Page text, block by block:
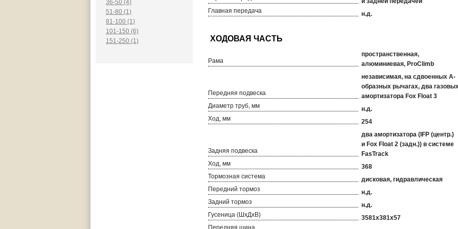
36-50 (4)
51-80 (1)
81-100 (1)
101-150 (6)
151-250 (1)
Главная передача
н.д.
Рама
пространственная,
алюминиевая, ProClimb
Передняя подвеска
независимая, на сдвоенных А-
образных рычагах, два
амортизатора Fox Float 3
Диаметр труб, мм
н.д.
Ход, мм
254
Задняя подвеска
два амортизатора (IFP (центр.)
и Fox Float 2 (задн.)) в системе
FasTrack
Ход, мм
368
Тормозная система
дисковая, гидравлическая
Передний тормоз
н.д.
Задний тормоз
н.д.
Гусеница (ШхДхВ)
3581х381х57
Передняя шина